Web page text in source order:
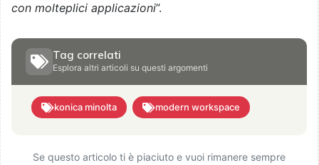
con molteplici applicazioni”.
Tag correlati
Esplora altri articoli su questi argomenti
konica minolta modern workspace
Se questo articolo ti è piaciuto e vuoi rimanere sempre